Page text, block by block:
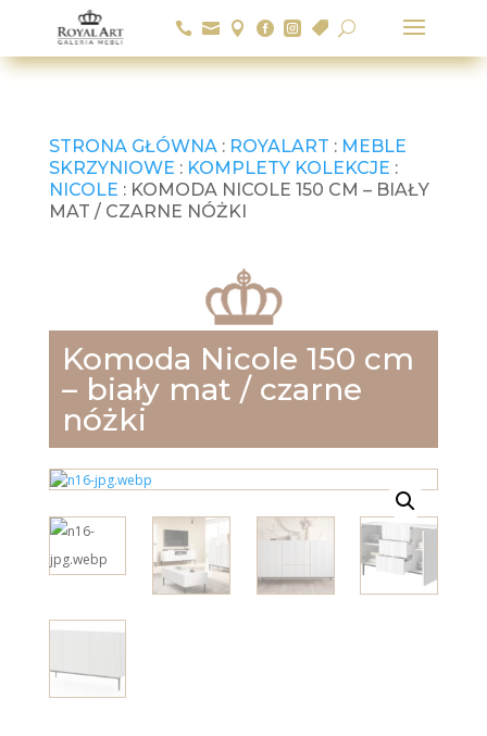
      U
STRONA GŁÓWNA: ROYALART : MEBLE
SKRZYNIOWE : KOMPLETY KOLEKCJE :
NICOLE : KOMODA NICOLE 150 CM – BIAŁY
MAT / CZARNE NÓŻKI
Komoda Nicole 150 cm
– biały mat / czarne
nóżki